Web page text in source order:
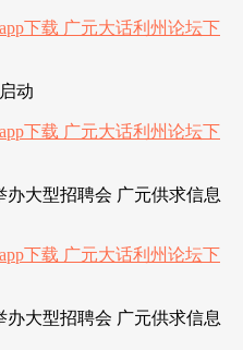
动
大型招聘会 广元供求信息
大型招聘会 广元供求信息